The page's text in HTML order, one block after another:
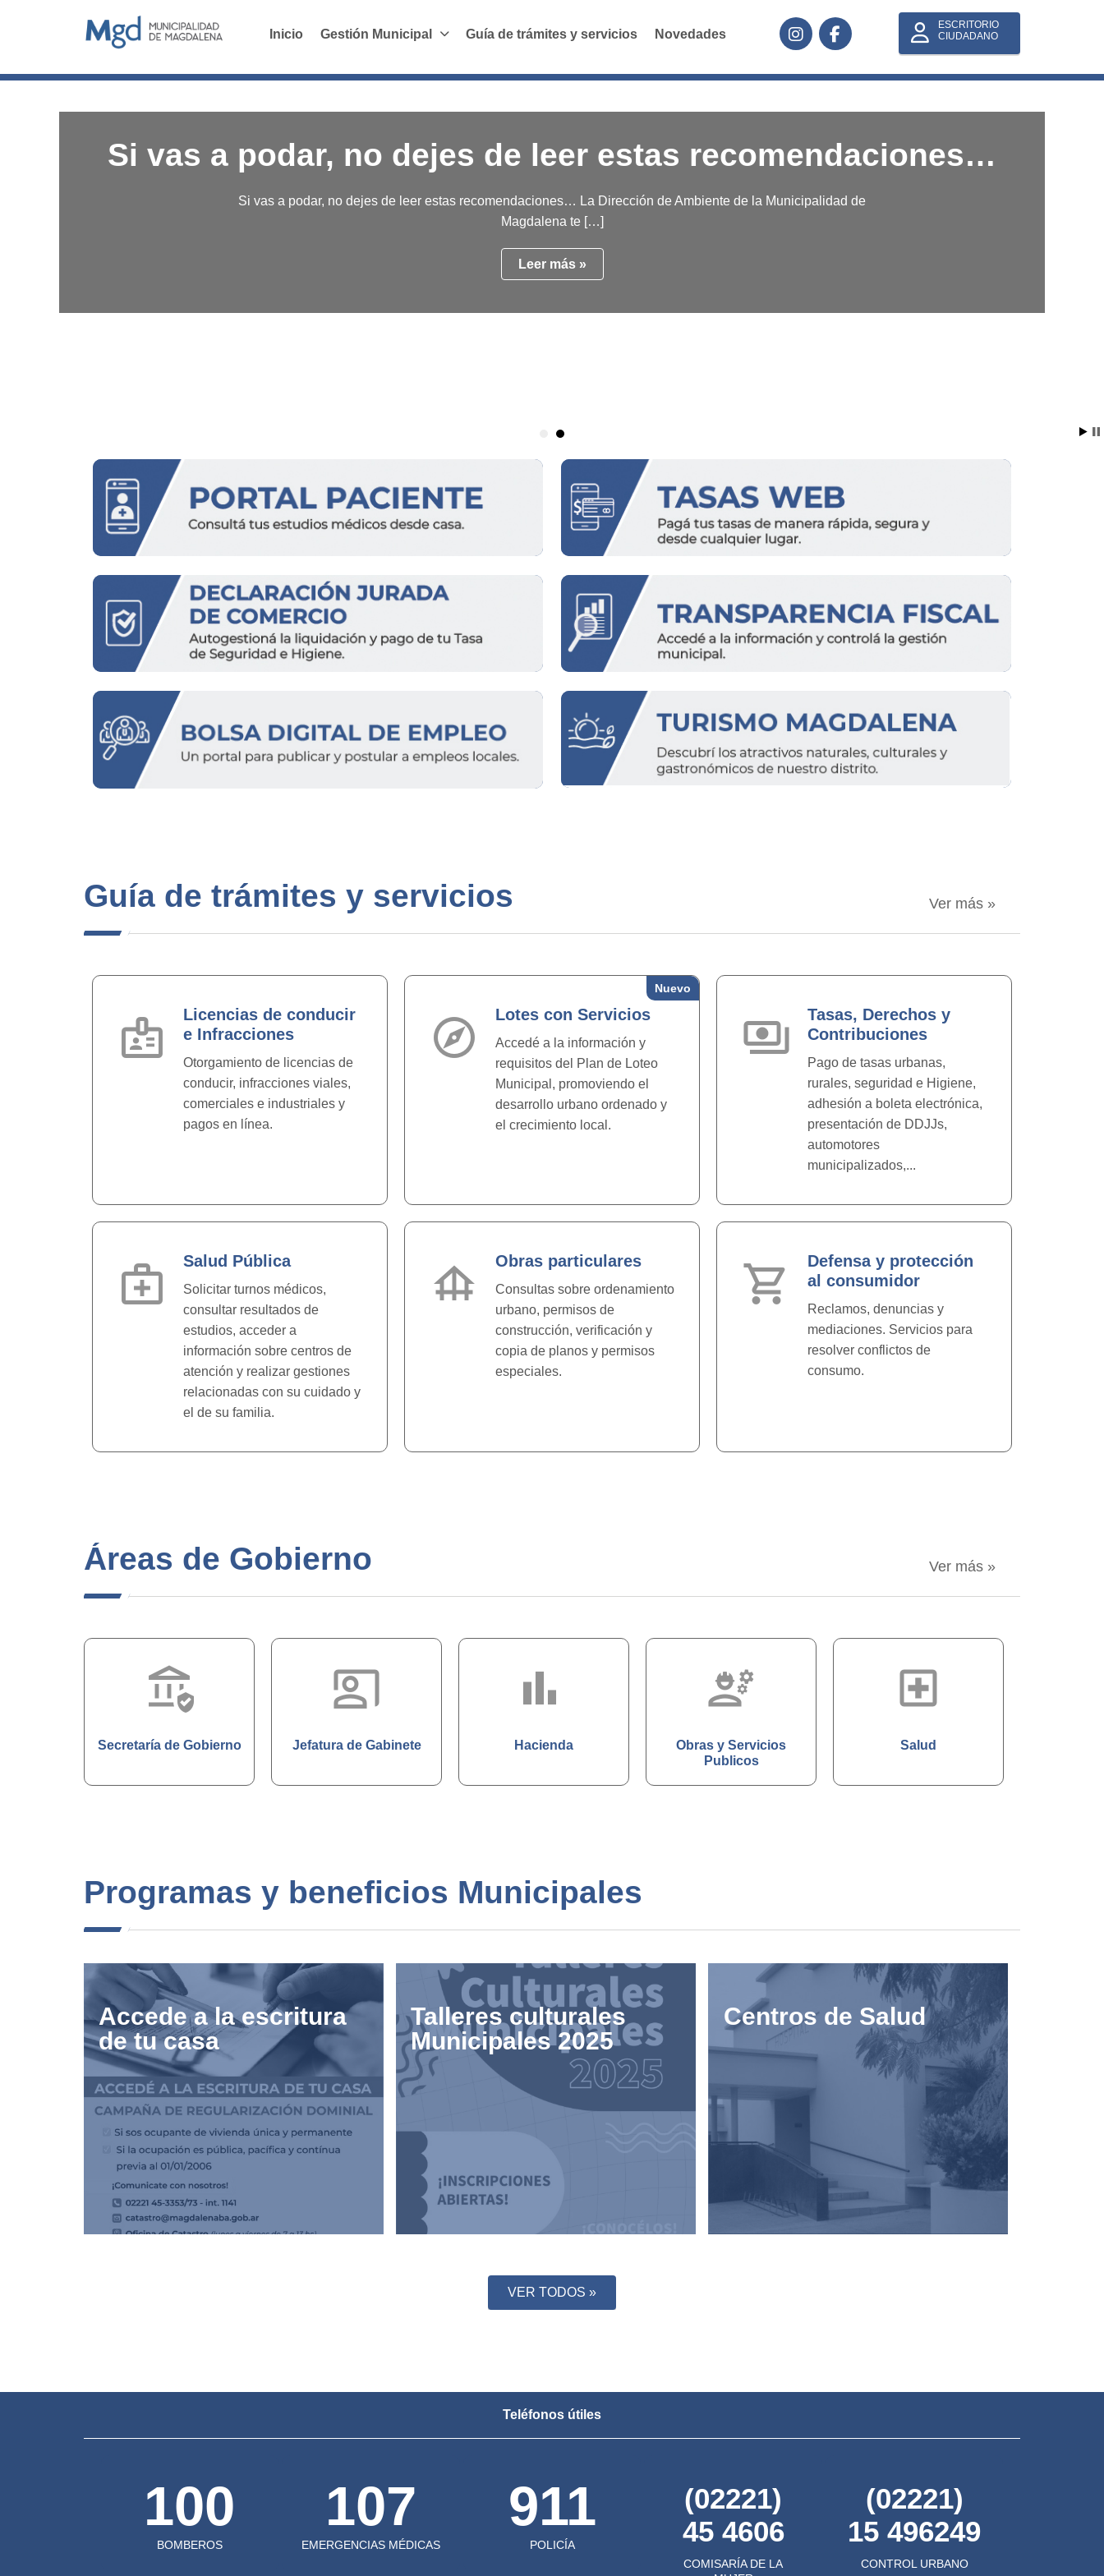
ESCRITORIO
CIUDADANO
Inicio Gestión Municipal Guía de trámites y servicios Novedades
Si vas a podar, no dejes de leer estas recomendaciones…
Si vas a podar, no dejes de leer estas recomendaciones… La Dirección de Ambiente de la Municipalidad de
Magdalena te […]
Leer más »
Guía de trámites y servicios Ver más »
badge
Licencias de conducir
e Infracciones
Otorgamiento de licencias de
conducir, infracciones viales,
comerciales e industriales y
pagos en línea.
Nuevo
explore Lotes con Servicios
Accedé a la información y
requisitos del Plan de Loteo
Municipal, promoviendo el
desarrollo urbano ordenado y
el crecimiento local.
payments
Tasas, Derechos y
Contribuciones
Pago de tasas urbanas,
rurales, seguridad e Higiene,
adhesión a boleta electrónica,
presentación de DDJJs,
automotores
municipalizados,...
medical_services Salud Pública
Solicitar turnos médicos,
consultar resultados de
estudios, acceder a
información sobre centros de
atención y realizar gestiones
relacionadas con su cuidado y
el de su familia.
foundation Obras particulares
Consultas sobre ordenamiento
urbano, permisos de
construcción, verificación y
copia de planos y permisos
especiales.
shopping_cart
Defensa y protección
al consumidor
Reclamos, denuncias y
mediaciones. Servicios para
resolver conflictos de
consumo.
Áreas de Gobierno Ver más »
assured_workload
Secretaría de Gobierno
co_present
Jefatura de Gabinete
bar_chart_4_bars
Hacienda
engineering
Obras y Servicios
Publicos
local_hospital
Salud
Programas y beneficios Municipales
Accede a la escritura
de tu casa
Talleres culturales
Municipales 2025
Centros de Salud
VER TODOS »
Teléfonos útiles
100
BOMBEROS
107
EMERGENCIAS MÉDICAS
911
POLICÍA
(02221)
45 4606
COMISARÍA DE LA
(02221)
15 496249
CONTROL URBANO